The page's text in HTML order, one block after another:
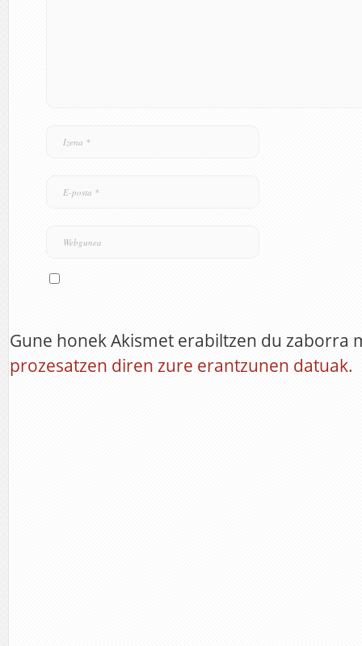
Gune honek Akismet erabiltzen du zaborra
prozesatzen diren zure erantzunen datuak.